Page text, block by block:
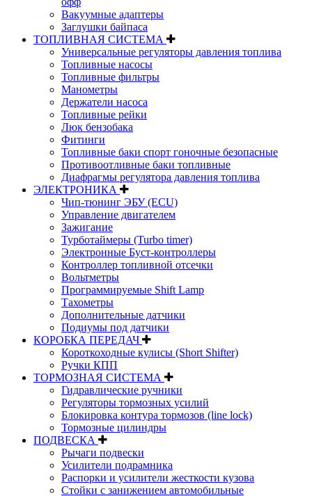
Вакуумные адаптеры
Заглушки байпаса
ТОПЛИВНАЯ СИСТЕМА
Универсальные регуляторы давления топлива
Топливные насосы
Топливные фильтры
Манометры
Держатели насоса
Топливные рейки
Люк бензобака
Фитинги
Топливные баки спорт гоночные безопасные
Противоотливные баки топливные
Диафрагмы регулятора давления топлива
ЭЛЕКТРОНИКА
Чип-тюнинг ЭБУ (ECU)
Управление двигателем
Зажигание
Турботаймеры (Turbo timer)
Электронные Буст-контроллеры
Контроллер топливной отсечки
Вольтметры
Программируемые Shift Lamp
Тахометры
Дополнительные датчики
Подиумы под датчики
КОРОБКА ПЕРЕДАЧ
Короткоходные кулисы (Short Shifter)
Ручки КПП
ТОРМОЗНАЯ СИСТЕМА
Гидравлические ручники
Регуляторы тормозных усилий
Блокировка контура тормозов (line lock)
Тормозные цилиндры
ПОДВЕСКА
Рычаги подвески
Усилители подрамника
Распорки и усилители жесткости кузова
Стойки с занижением автомобильные